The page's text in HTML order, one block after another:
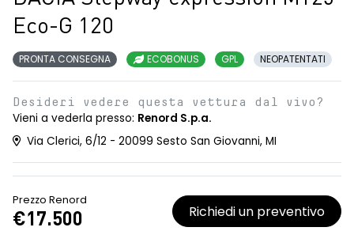
Eco-G 120
PRONTA CONSEGNA ECOBONUS GPL NEOPATENTATI
Desideri vedere questa vettura dal vivo?
Vieni a vederla presso: Renord S.p.a.
Via Clerici, 6/12 - 20099 Sesto San Giovanni, MI
Prezzo Renord
€17.500 Richiedi un preventivo